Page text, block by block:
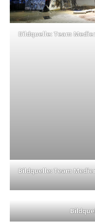
Bildquelle: Team
Bildquelle: Team